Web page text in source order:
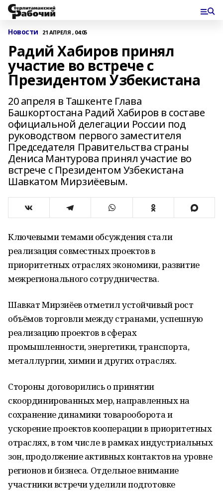
Новости 21 АПРЕЛЯ , 04:05
Радий Хабиров принял
участие во встрече с
Президентом Узбекистана
20 апреля в Ташкенте Глава
Башкортостана Радий Хабиров в составе
официальной делегации России под
руководством первого заместителя
Председателя Правительства страны
Дениса Мантурова принял участие во
встрече с Президентом Узбекистана
Шавкатом Мирзиёевым.
Ключевыми темами обсуждения стали
реализация совместных проектов в
приоритетных отраслях экономики, развитие
межрегионального сотрудничества.
Шавкат Мирзиёев отметил устойчивый рост
объёмов торговли между странами, успешную
реализацию проектов в сферах
промышленности, энергетики, транспорта,
металлургии, химии и других отраслях.
Стороны договорились о принятии
скоординированных мер, направленных на
сохранение динамики товарооборота и
ускорение проектов кооперации в приоритетных
отраслях, в том числе в рамках индустриальных
зон, продолжение активных контактов на уровне
регионов и бизнеса. Отдельное внимание
участники встречи уделили подготовке